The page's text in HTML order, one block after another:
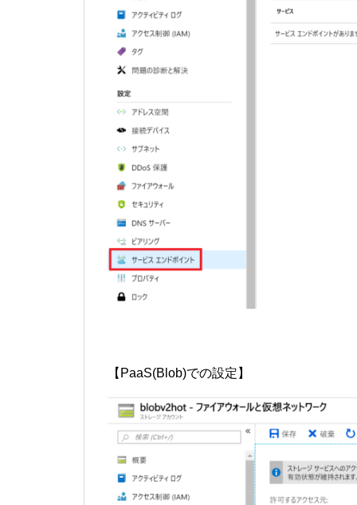
【PaaS(Blob)での設定】